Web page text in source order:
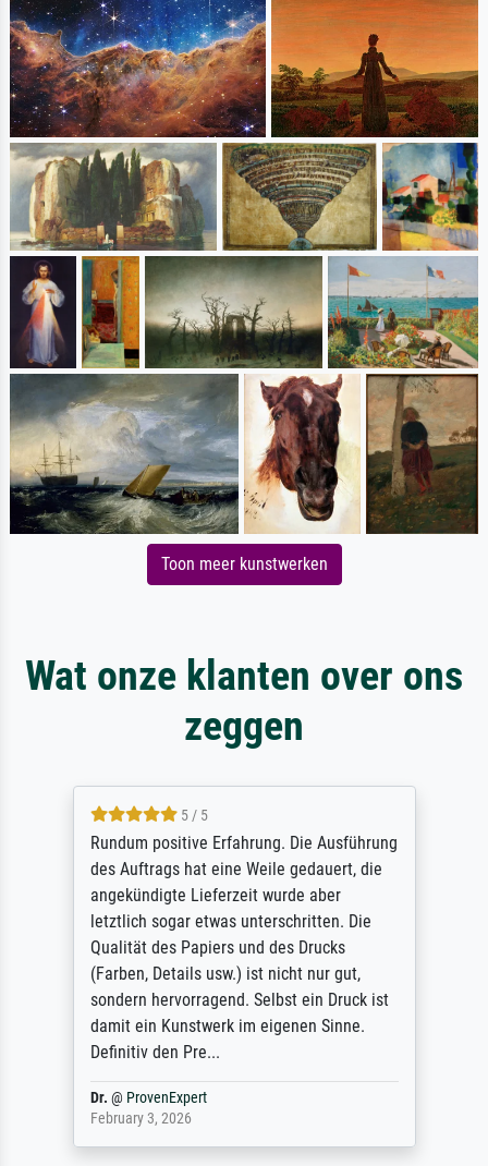
Toon meer kunstwerken
Wat onze klanten over ons
zeggen
5 / 5
Rundum positive Erfahrung. Die Ausführung
des Auftrags hat eine Weile gedauert, die
angekündigte Lieferzeit wurde aber
letztlich sogar etwas unterschritten. Die
Qualität des Papiers und des Drucks
(Farben, Details usw.) ist nicht nur gut,
sondern hervorragend. Selbst ein Druck ist
damit ein Kunstwerk im eigenen Sinne.
Definitiv den Pre...
Dr. @ ProvenExpert
February 3, 2026